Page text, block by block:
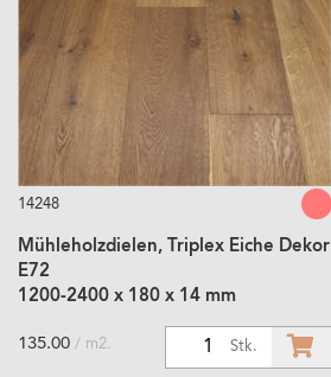
14248
Mühleholzdielen, Triplex Eiche Dekor
E72
1200-2400 x 180 x 14 mm
Stk.
135.00 / m2.